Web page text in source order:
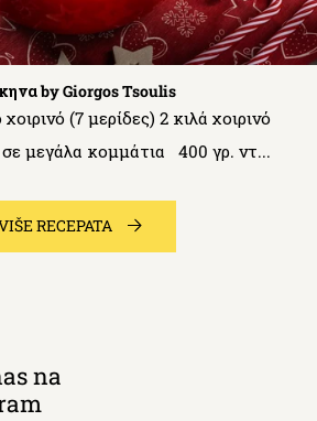
by Giorgos Tsoulis
(7 μερίδες) 2 κιλά χοιρινό
μεγάλα κομμάτια 400 γρ. ντ...
RECEPATA
na